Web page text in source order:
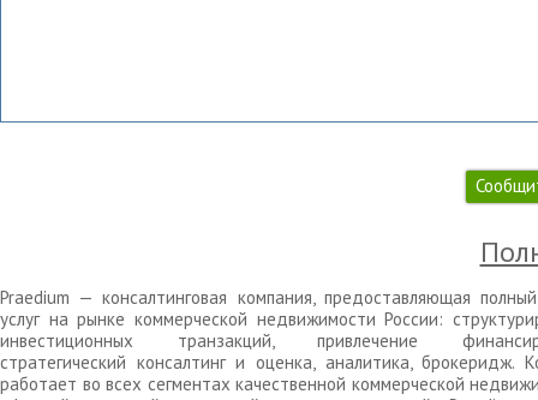
Praedium — консалтинговая компания, предоставляющая
услуг на рынке коммерческой недвижимости России:
инвестиционных транзакций, привлечение
стратегический консалтинг и оценка, аналитика, брокеридж.
работает во всех сегментах качественной коммерческой